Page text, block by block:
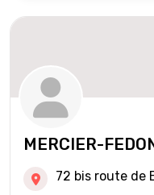
MERCIER-
72 bis route de